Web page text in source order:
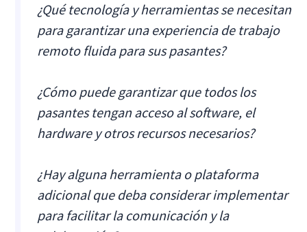
¿Qué tecnología y herramientas se necesitan
para garantizar una experiencia de trabajo
remoto fluida para sus pasantes?
¿Cómo puede garantizar que todos los
pasantes tengan acceso al software, el
hardware y otros recursos necesarios?
¿Hay alguna herramienta o plataforma
adicional que deba considerar implementar
para facilitar la comunicación y la